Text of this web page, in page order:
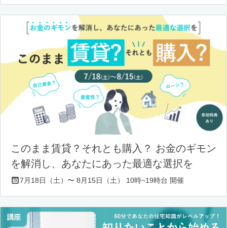
このまま賃貸？それとも購入？ お金のギモン
を解消し、あなたにあった最適な選択を
7月18日（土）〜 8月15日（土） 10時~19時台 開催